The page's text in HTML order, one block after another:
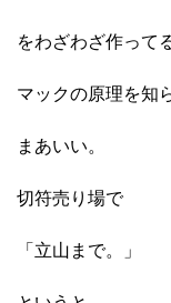
をわざわざ作って
マックの原理を知
まあいい。
切符売り場で
「立山まで。」